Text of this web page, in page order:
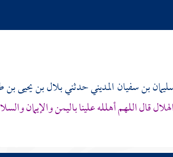
بن سفيان المدينيحدثنيبلال بن يحيى بن
قال اللهم أهلله علينا باليمن والإيمان